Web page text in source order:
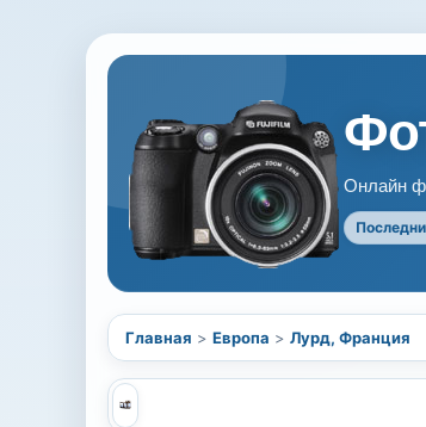
Онлайн
Главная > Европа > Лурд, Франция